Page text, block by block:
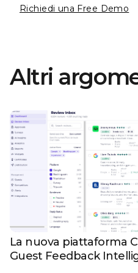
Richiedi una Free Demo
Altri
La nuova piattaforma
Guest Feedback